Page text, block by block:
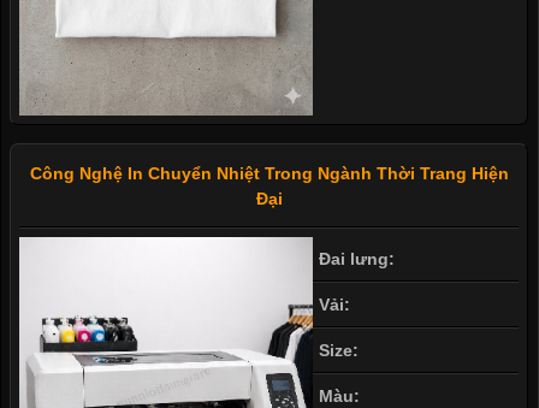
Công Nghệ In Chuyển Nhiệt Trong Ngành Thời Trang Hiện
Đại
Đai lưng:
Vải:
Size:
Màu: